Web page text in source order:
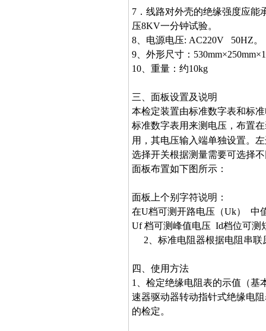
7．线路对外壳的绝缘强度应能
压8KV一分钟试验。
8、电源电压: AC220V 50HZ。
9、外形尺寸：
10、重量：约10kg
三、面板设置及说明
本检定装置由标准数字表和标
标准数字表用来测电压，布置
用，其电压输入端单独设置。
选择开关根据测量需要可选择
面板布置如下图所示：
面板上个别字符说明：
在U档可测开路电压（Uk） 中
Uf 档可测峰值电压 Id档位可测
2、标准电阻器根据电阻串联
四、使用方法
1、检定绝缘电阻表的示值（基
速器驱动器转动指针式绝缘电
的检定。